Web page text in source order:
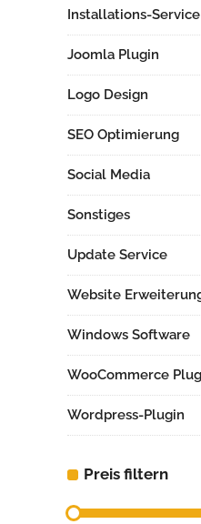
Installations-Service
Joomla Plugin
Logo Design
SEO Optimierung
Social Media
Sonstiges
Update Service
Website
Windows Software
WooCommerce
Wordpress-Plugin
Preis filtern